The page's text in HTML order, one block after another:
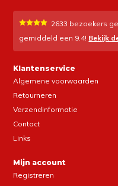
2633 bezoekers
gemiddeld een 9.4! Bekijk
Klantenservice
Algemene voorwaarden
Retourneren
Verzendinformatie
Contact
Links
Mijn account
Registreren